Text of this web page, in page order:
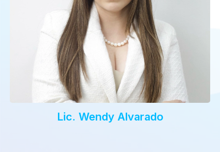
Lic. Wendy Alvarado